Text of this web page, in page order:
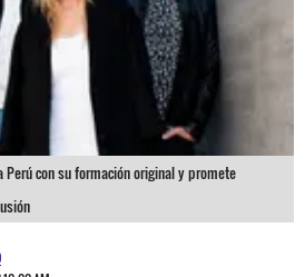
Perú con su formación original y promete